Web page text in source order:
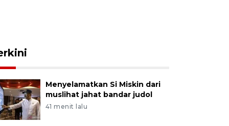
Menyelamatkan Si Miskin dari
muslihat jahat bandar judol
41 menit lalu